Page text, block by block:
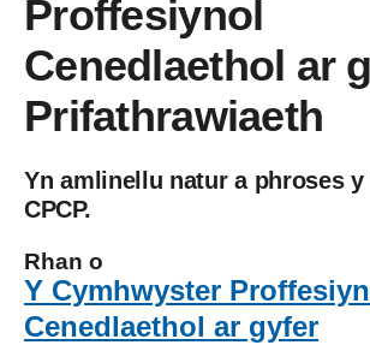
Proffesiynol
Cenedlaethol ar
Prifathrawiaeth
Yn amlinellu natur a phroses y
CPCP.
Rhan o
Y Cymhwyster
Cenedlaethol ar gyfer